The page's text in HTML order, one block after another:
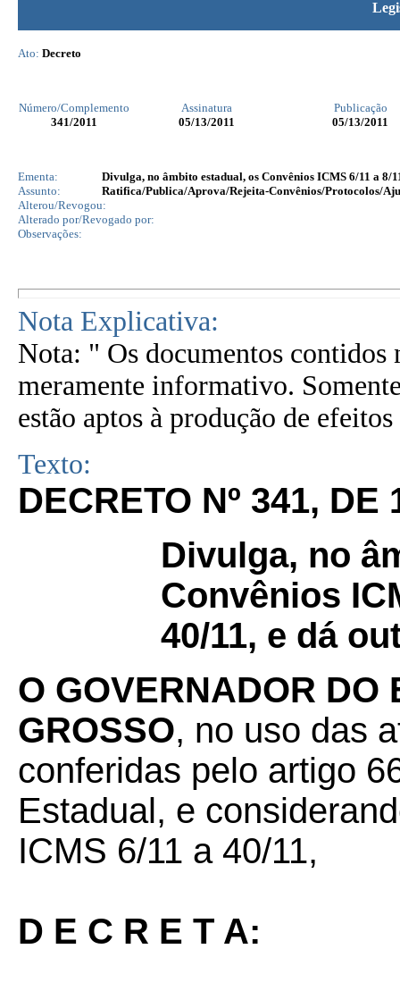
Ato: Decreto
Número/Complemento Assinatura
Publicação
341/2011 05/13/2011 05/13/2011
Ementa:
Divulga, no âmbito estadual, os Convênios ICMS 6/11 a 8/
Assunto:
Ratifica/Publica/Aprova/Rejeita-Convênios/Protocolos/
Alterou/Revogou:
Alterado por/Revogado por:
Observações:
Nota Explicativa:
Nota: " Os documentos contidos
meramente informativo.
estão aptos à produção de
Texto:
DECRETO Nº 341, DE
Divulga, no
Convênios
40/11, e dá
O GOVERNADOR DO
GROSSO, no uso das
conferidas pelo artigo
Estadual, e
ICMS 6/11 a 40/11,
D E C R E T A: